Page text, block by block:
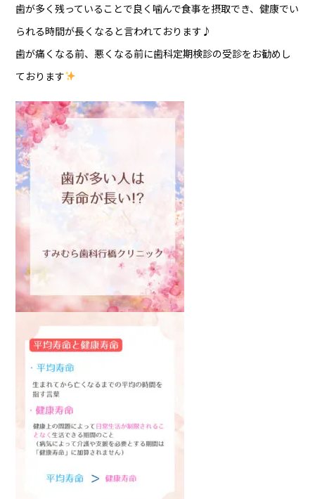
歯が多く残っていることで良く噛んで食事を摂取でき、健康でい
られる時間が長くなると言われております♪
歯が痛くなる前、悪くなる前に歯科定期検診の受診をお勧めし
ております